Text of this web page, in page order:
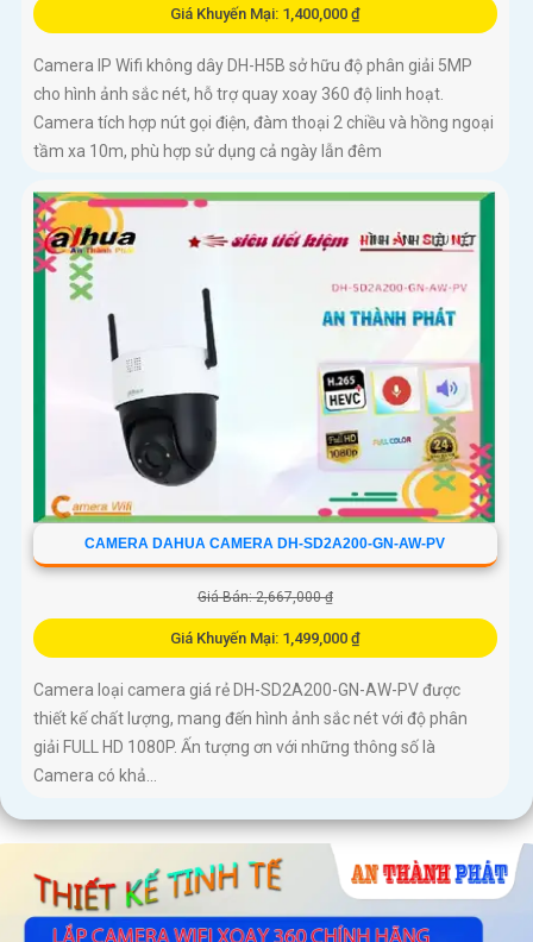
Giá Khuyến Mại: 1,400,000 ₫
Camera IP Wifi không dây DH-H5B sở hữu độ phân giải 5MP
cho hình ảnh sắc nét, hỗ trợ quay xoay 360 độ linh hoạt.
Camera tích hợp nút gọi điện, đàm thoại 2 chiều và hồng ngoại
tầm xa 10m, phù hợp sử dụng cả ngày lẫn đêm
CAMERA DAHUA CAMERA DH-SD2A200-GN-AW-PV
Giá Bán: 2,667,000 ₫
Giá Khuyến Mại: 1,499,000 ₫
Camera loại camera giá rẻ DH-SD2A200-GN-AW-PV được
thiết kế chất lượng, mang đến hình ảnh sắc nét với độ phân
giải FULL HD 1080P. Ấn tượng ơn với những thông số là
Camera có khả...